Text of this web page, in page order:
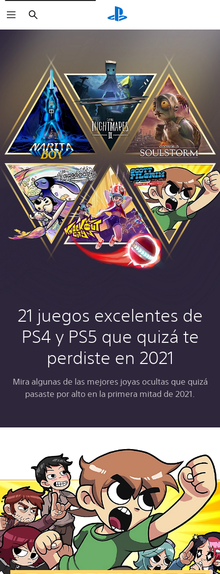
Buscar
21 juegos excelentes de
PS4 y PS5 que quizá te
perdiste en 2021
Mira algunas de las mejores joyas ocultas que quizá
pasaste por alto en la primera mitad de 2021.